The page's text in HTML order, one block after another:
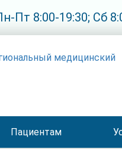
Пт 8:00-19:30; Сб
Пациентам